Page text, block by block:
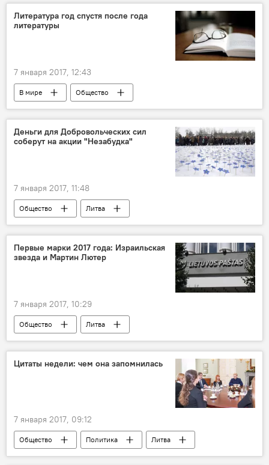
детский сад
Литература год спустя после года
литературы
7 января 2017, 12:43
В мире
Общество
Книга, ты друг или враг?
Россия
Лев Рыжков
Леонид Юзефович
Петр Алешковский
Боб Дилан
Деньги для Добровольческих сил
соберут на акции "Незабудка"
7 января 2017, 11:48
Общество
Литва
Добровольческие силы
"Незабудка"
Первые марки 2017 года: Израильская
звезда и Мартин Лютер
7 января 2017, 10:29
Общество
Литва
"Почта Литвы" (Lietuvos paštas)
марки
Цитаты недели: чем она запомнилась
7 января 2017, 09:12
Общество Политика
Литва
Линас Линкявичюс
Даля Грибаускайте